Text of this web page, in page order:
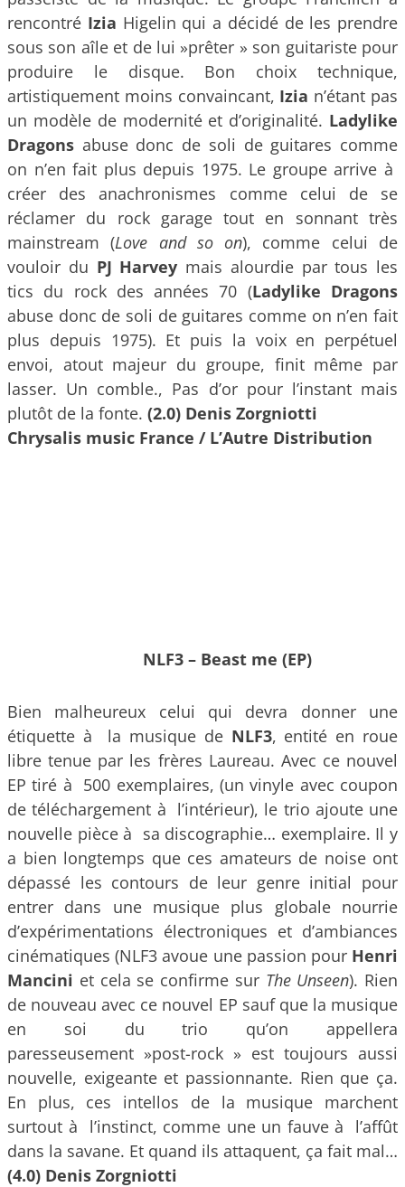
rencontré Izia Higelin qui a décidé de les prendre
sous son aîle et de lui »prêter » son guitariste pour
produire le disque. Bon choix technique,
artistiquement moins convaincant, Izia n’étant pas
un modèle de modernité et d’originalité. Ladylike
Dragons abuse donc de soli de guitares comme
on n’en fait plus depuis 1975. Le groupe arrive à
créer des anachronismes comme celui de se
réclamer du rock garage tout en sonnant très
mainstream (Love and so on), comme celui de
vouloir du PJ Harvey mais alourdie par tous les
tics du rock des années 70 (Ladylike Dragons
abuse donc de soli de guitares comme on n’en fait
plus depuis 1975). Et puis la voix en perpétuel
envoi, atout majeur du groupe, finit même par
lasser. Un comble., Pas d’or pour l’instant mais
plutôt de la fonte. (2.0) Denis Zorgniotti
Chrysalis music France / L’Autre Distribution
NLF3 – Beast me (EP)
Bien malheureux celui qui devra donner une
étiquette à la musique de NLF3, entité en roue
libre tenue par les frères Laureau. Avec ce nouvel
EP tiré à 500 exemplaires, (un vinyle avec coupon
de téléchargement à l’intérieur), le trio ajoute une
nouvelle pièce à sa discographie… exemplaire. Il y
a bien longtemps que ces amateurs de noise ont
dépassé les contours de leur genre initial pour
entrer dans une musique plus globale nourrie
d’expérimentations électroniques et d’ambiances
cinématiques (NLF3 avoue une passion pour Henri
Mancini et cela se confirme sur The Unseen). Rien
de nouveau avec ce nouvel EP sauf que la musique
en soi du trio qu’on appellera
paresseusement »post-rock » est toujours aussi
nouvelle, exigeante et passionnante. Rien que ça.
En plus, ces intellos de la musique marchent
surtout à l’instinct, comme une un fauve à l’affût
dans la savane. Et quand ils attaquent, ça fait mal…
(4.0) Denis Zorgniotti